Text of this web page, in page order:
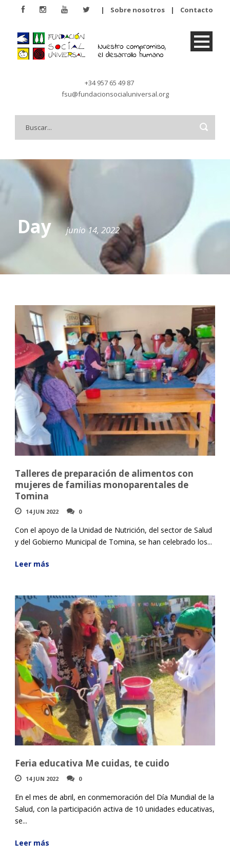
| Sobre nosotros | Contacto
+34 957 65 49 87
fsu@fundacionsocialuniversal.org
Day junio 14, 2022
Talleres de preparación de alimentos con
mujeres de familias monoparentales de
Tomina
14 JUN 2022 0
Con el apoyo de la Unidad de Nutrición, del sector de Salud
y del Gobierno Municipal de Tomina, se han celebrado los...
Leer más
Feria educativa Me cuidas, te cuido
14 JUN 2022 0
En el mes de abril, en conmemoración del Día Mundial de la
Salud, con la participación activa de 10 unidades educativas,
se...
Leer más